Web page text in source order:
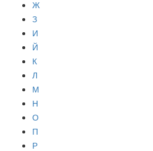
Ж
З
И
Й
К
Л
М
Н
О
П
Р